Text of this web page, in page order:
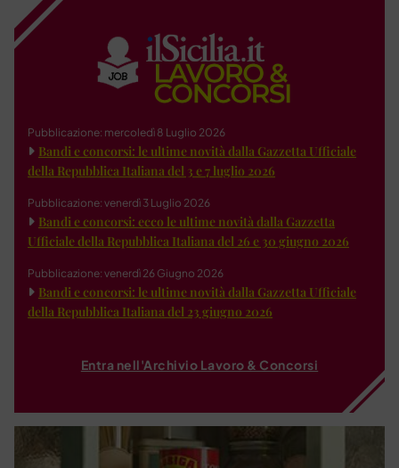
Pubblicazione: mercoledì 8 Luglio 2026
Bandi e concorsi: le ultime novità dalla Gazzetta Ufficiale
della Repubblica Italiana del 3 e 7 luglio 2026
Pubblicazione: venerdì 3 Luglio 2026
Bandi e concorsi: ecco le ultime novità dalla Gazzetta
Ufficiale della Repubblica Italiana del 26 e 30 giugno 2026
Pubblicazione: venerdì 26 Giugno 2026
Bandi e concorsi: le ultime novità dalla Gazzetta Ufficiale
della Repubblica Italiana del 23 giugno 2026
Entra nell'Archivio Lavoro & Concorsi